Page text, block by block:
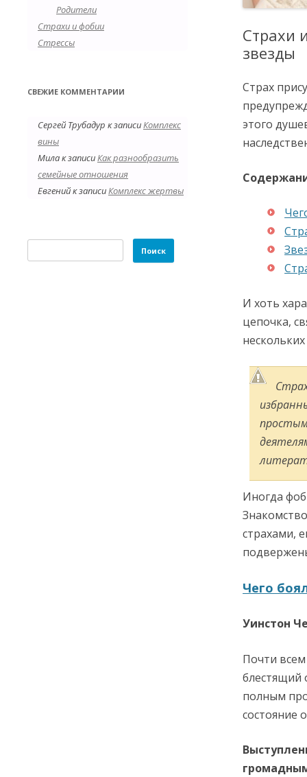
Родители
Страхи и фобии
Стрессы
СВЕЖИЕ КОММЕНТАРИИ
Сергей Трубадур к записиКомплекс
вины
Милак записиКак разнообразить
семейные отношения
Евгенийк записиКомплекс жертвы
Найти:
Страхи
звезды
Страх
этого
И хоть
цепочка,
Иногда
страхами,
Чего
Уинстон
Почти
блестящий
полным
состояние